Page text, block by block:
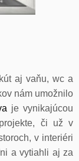
aj vaňu, wc a
nám umožnilo
je vynikajúcou
či už v
v interiéri
a vytiahli aj za